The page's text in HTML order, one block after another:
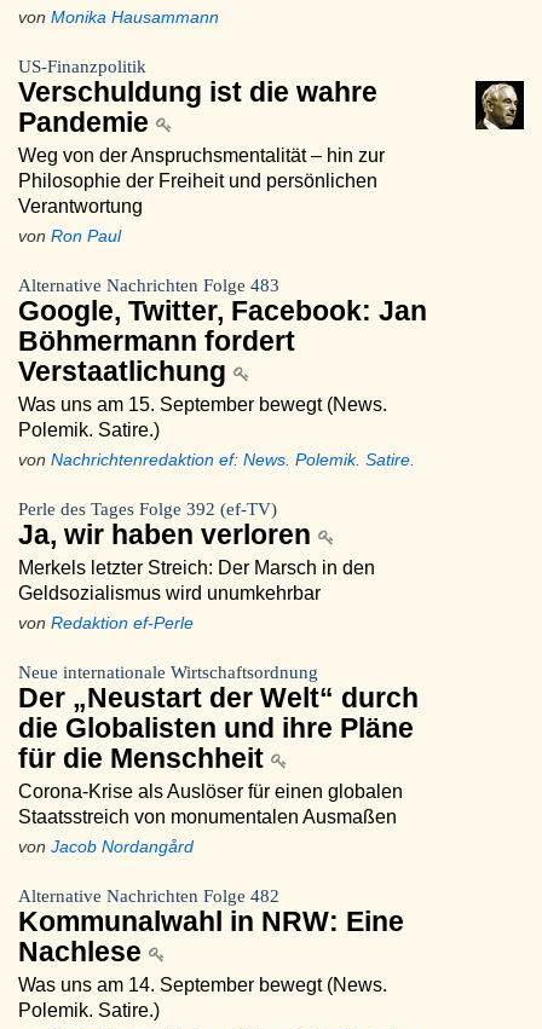
von Monika Hausammann
US-Finanzpolitik
Verschuldung ist die wahre
Pandemie
Weg von der Anspruchsmentalität – hin zur
Philosophie der Freiheit und persönlichen
Verantwortung
von Ron Paul
Alternative Nachrichten Folge 483
Google, Twitter, Facebook: Jan
Böhmermann fordert
Verstaatlichung
Was uns am 15. September bewegt (News.
Polemik. Satire.)
von Nachrichtenredaktion ef: News. Polemik. Satire.
Perle des Tages Folge 392 (ef-TV)
Ja, wir haben verloren
Merkels letzter Streich: Der Marsch in den
Geldsozialismus wird unumkehrbar
von Redaktion ef-Perle
Neue internationale Wirtschaftsordnung
Der „Neustart der Welt“ durch
die Globalisten und ihre Pläne
für die Menschheit
Corona-Krise als Auslöser für einen globalen
Staatsstreich von monumentalen Ausmaßen
von Jacob Nordangård
Alternative Nachrichten Folge 482
Kommunalwahl in NRW: Eine
Nachlese
Was uns am 14. September bewegt (News.
Polemik. Satire.)